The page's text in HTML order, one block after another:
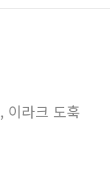
이라크 도훅